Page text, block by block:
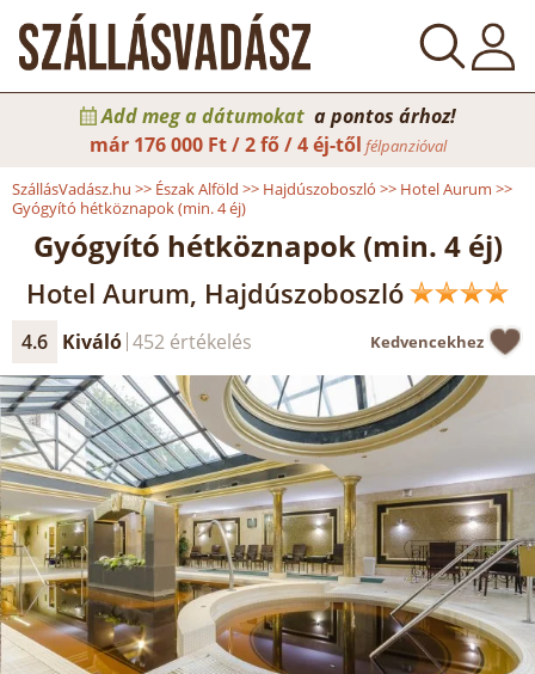
Add meg a dátumokat a pontos árhoz!
már 176 000 Ft / 2 fő / 4 éj-től félpanzióval
SzállásVadász.hu >> Észak Alföld >> Hajdúszoboszló >> Hotel Aurum >>
Gyógyító hétköznapok (min. 4 éj)
Gyógyító hétköznapok (min. 4 éj)
Hotel Aurum, Hajdúszoboszló
4.6 Kiváló 452 értékelés Kedvencekhez